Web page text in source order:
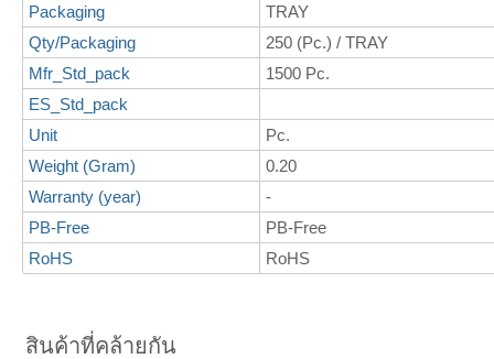
Packaging
TRAY
Qty/Packaging
250 (Pc.) / TRAY
Mfr_Std_pack
1500 Pc.
ES_Std_pack
Unit
Pc.
Weight (Gram)
0.20
Warranty (year)
-
PB-Free
PB-Free
RoHS
RoHS
สินค้าที่คล้ายกัน